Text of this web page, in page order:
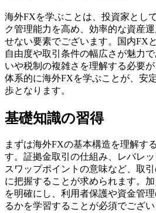
海外FXを学ぶことは、投資家とし
ク管理能力を高め、効率的な資産
せない要素でございます。国内FX
自由度や取引条件の幅広さが魅力
いや税制の複雑さを理解する必要
体系的に海外FXを学ぶことが、安
歩となります。
基礎知識の習得
まずは海外FXの基本構造を理解す
す。証拠金取引の仕組み、レバレ
スワップポイントの意味など、取
に把握することが求められます。
を明確にし、利用者保護や資金管
るかを学習することが必須でござい